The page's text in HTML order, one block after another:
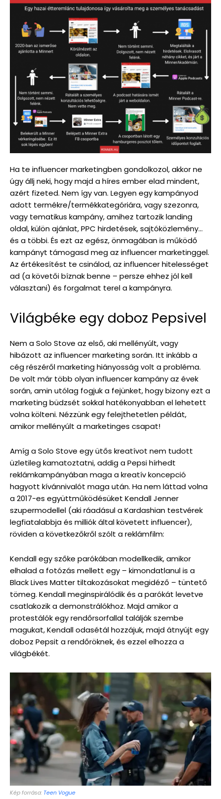
Ha te influencer marketingben gondolkozol, akkor ne
úgy állj neki, hogy majd a híres ember elad mindent,
azért fizeted. Nem így van. Legyen egy kampányod
adott termékre/termékkategóriára, vagy szezonra,
vagy tematikus kampány, amihez tartozik landing
oldal, külön ajánlat, PPC hirdetések, sajtóközlemény…
és a többi. És ezt az egész, önmagában is működő
kampányt támogasd meg az influencer marketinggel.
Az értékesítést te csinálod, az influencer hitelességet
ad (a követői bíznak benne – persze ehhez jól kell
választani) és forgalmat terel a kampányra.
Világbéke egy doboz Pepsivel
Nem a Solo Stove az első, aki mellényúlt, vagy
hibázott az influencer marketing során. Itt inkább a
cég részéről marketing hiányosság volt a probléma.
De volt már több olyan influencer kampány az évek
során, amin utólag fogjuk a fejünket, hogy bizony ezt a
marketing büdzsét sokkal hatékonyabban el lehetett
volna költeni. Nézzünk egy felejthetetlen példát,
amikor mellényúlt a marketinges csapat!
Amíg a Solo Stove egy ütős kreatívot nem tudott
üzletileg kamatoztatni, addig a Pepsi hírhedt
reklámkampányában maga a kreatív koncepció
hagyott kívánnivalót maga után. Ha nem láttad volna
a 2017-es együttműködésüket Kendall Jenner
szupermodellel (aki ráadásul a Kardashian testvérek
legfiatalabbja és milliók által követett influencer),
röviden a következőkről szólt a reklámfilm:
Kendall egy szőke parókában modellkedik, amikor
elhalad a fotózás mellett egy – kimondatlanul is a
Black Lives Matter tiltakozásokat megidéző – tüntető
tömeg. Kendall meginspirálódik és a parókát levetve
csatlakozik a demonstrálókhoz. Majd amikor a
protestálók egy rendőrsorfallal találják szembe
magukat, Kendall odasétál hozzájuk, majd átnyújt egy
doboz Pepsit a rendőröknek, és ezzel elhozza a
világbékét.
Kép forrása: Teen Vogue